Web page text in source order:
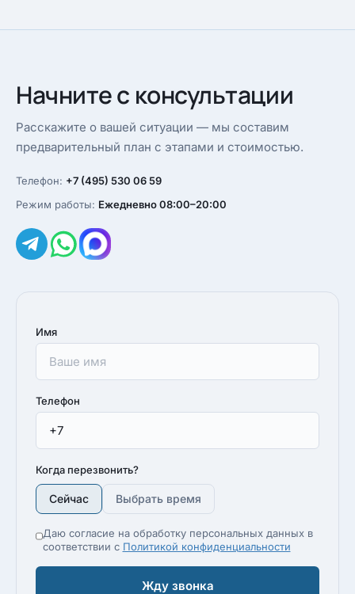
Начните с консультации
Расскажите о вашей ситуации — мы составим
предварительный план с этапами и стоимостью.
Телефон: +7 (495) 530 06 59
Режим работы: Ежедневно 08:00–20:00
Имя
Телефон
Когда перезвонить?
Сейчас Выбрать время
Даю согласие на обработку персональных данных в
соответствии с Политикой конфиденциальности
Жду звонка